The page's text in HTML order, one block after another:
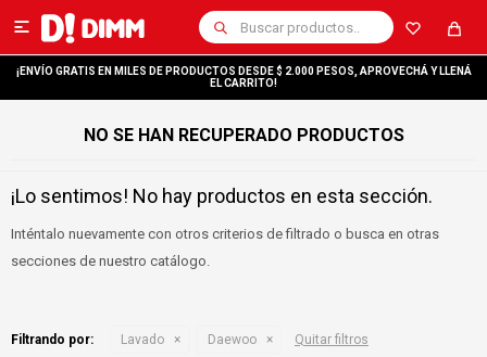

¡ENVÍO GRATIS EN MILES DE PRODUCTOS DESDE $ 2.000 PESOS, APROVECHÁ Y LLENÁ
EL CARRITO!
NO SE HAN RECUPERADO PRODUCTOS
¡Lo sentimos! No hay productos en esta sección.
Inténtalo nuevamente con otros criterios de filtrado o busca en otras
secciones de nuestro catálogo.
Filtrando por: Lavado Daewoo Quitar filtros